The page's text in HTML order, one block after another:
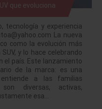
que evoluciona
tecnología y experiencia
La nueva
como la evolución más
y lo hace celebrando
el país. Este lanzamiento
de la marca: es una
a las familias
diversas, activas,
esa…